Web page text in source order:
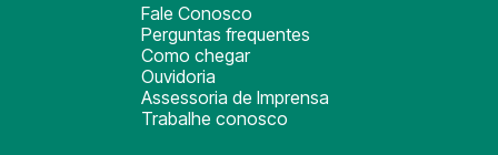
Fale Conosco
Perguntas frequentes
Como chegar
Ouvidoria
Assessoria de Imprensa
Trabalhe conosco